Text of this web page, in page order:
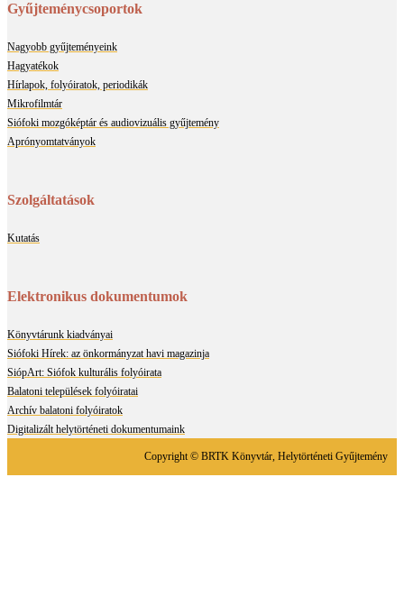
Gyűjteménycsoportok
Nagyobb gyűjteményeink
Hagyatékok
Hírlapok, folyóiratok, periodikák
Mikrofilmtár
Siófoki mozgóképtár és audiovizuális gyűjtemény
Aprónyomtatványok
Szolgáltatások
Kutatás
Elektronikus dokumentumok
Könyvtárunk kiadványai
Siófoki Hírek: az önkormányzat havi magazinja
SiópArt: Siófok kulturális folyóirata
Balatoni települések folyóiratai
Archív balatoni folyóiratok
Digitalizált helytörténeti dokumentumaink
Copyright © BRTK Könyvtár, Helytörténeti Gyűjtemény